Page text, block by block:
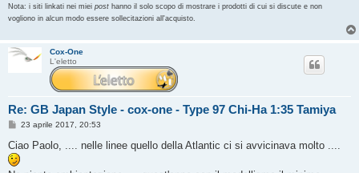
Nota: i siti linkati nei miei post hanno il solo scopo di mostrare i prodotti di cui si discute e non
vogliono in alcun modo essere sollecitazioni all'acquisto.
Cox-One
L'eletto
Re: GB Japan Style - cox-one - Type 97 Chi-Ha 1:35 Tamiya
M
s
s
a
23 aprile 2017, 20:53
Ciao Paolo, .... nelle linee quello della Atlantic ci si avvicinava molto ....